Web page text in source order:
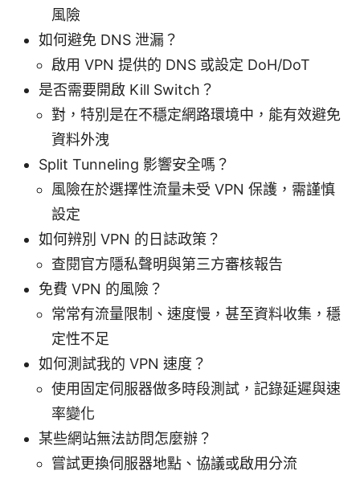
風險
如何避免 DNS 泄漏？
啟用 VPN 提供的 DNS 或設定 DoH/DoT
是否需要開啟 Kill Switch？
對，特別是在不穩定網路環境中，能有效避免
資料外洩
Split Tunneling 影響安全嗎？
風險在於選擇性流量未受 VPN 保護，需謹慎
設定
如何辨別 VPN 的日誌政策？
查閱官方隱私聲明與第三方審核報告
免費 VPN 的風險？
常常有流量限制、速度慢，甚至資料收集，穩
定性不足
如何測試我的 VPN 速度？
使用固定伺服器做多時段測試，記錄延遲與速
率變化
某些網站無法訪問怎麼辦？
嘗試更換伺服器地點、協議或啟用分流